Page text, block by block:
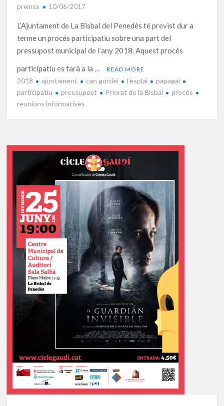
premsa 10/06/2017
L’Ajuntament de La Bisbal del Penedès té previst dur a
terme un procés participatiu sobre una part del
pressupost municipal de l’any 2018. Aquest procés
participatiu es farà a la …
READ MORE
2018 ajuntament can gordei l'esplai
papagai
participatiu
pressupost Priorat de la Bisbal
procés
reunions informatives